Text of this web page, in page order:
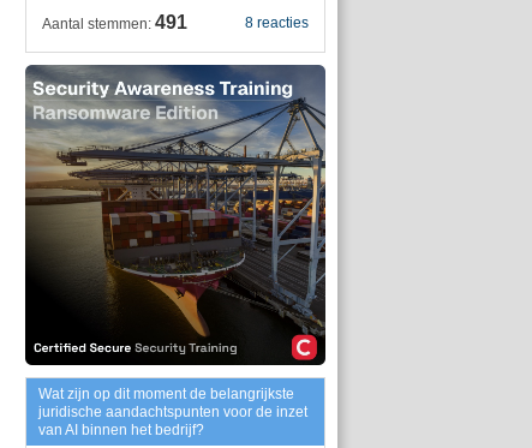
8 reacties
Aantal stemmen: 491
Wat zijn op dit moment de belangrijkste
juridische aandachtspunten voor de inzet
van AI binnen het bedrijf?